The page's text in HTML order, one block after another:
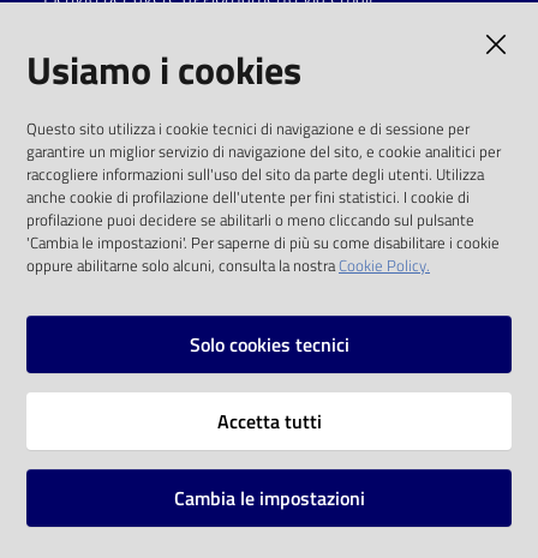
Catalogo
on line
Eventi
Chiedi al
bibliotecario
solo alle condizioni previste dalla direttiva
comunitaria 2003/98/CE e dal d.lgs. 36/2006
SOCIAL
Instagram
Vai alla pagina
Mappa del sito
Usiamo i cookies
Questo sito utilizza i cookie tecnici di navigazione e di sessione per
garantire un miglior servizio di navigazione del sito, e cookie analitici per
raccogliere informazioni sull'uso del sito da parte degli utenti. Utilizza
anche cookie di profilazione dell'utente per fini statistici. I cookie di
profilazione puoi decidere se abilitarli o meno cliccando sul pulsante
'Cambia le impostazioni'. Per saperne di più su come disabilitare i cookie
oppure abilitarne solo alcuni, consulta la nostraCookie Policy.
Solo cookies tecnici
Accetta tutti
Cambia le impostazioni